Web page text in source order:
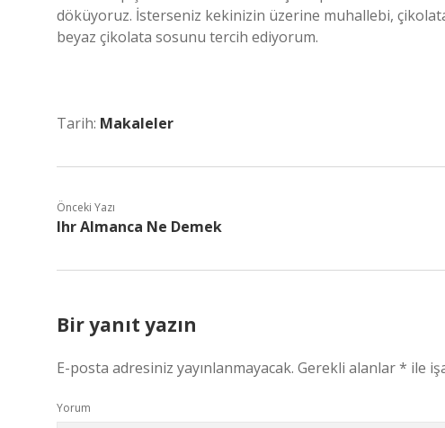
döküyoruz. İsterseniz kekinizin üzerine muhallebi,
beyaz çikolata sosunu tercih ediyorum.
Tarih: Makaleler
Önceki Yazı
Ihr Almanca Ne Demek
Bir yanıt yazın
E-posta adresiniz yayınlanmayacak. Gerekli alanlar* ile
Yorum